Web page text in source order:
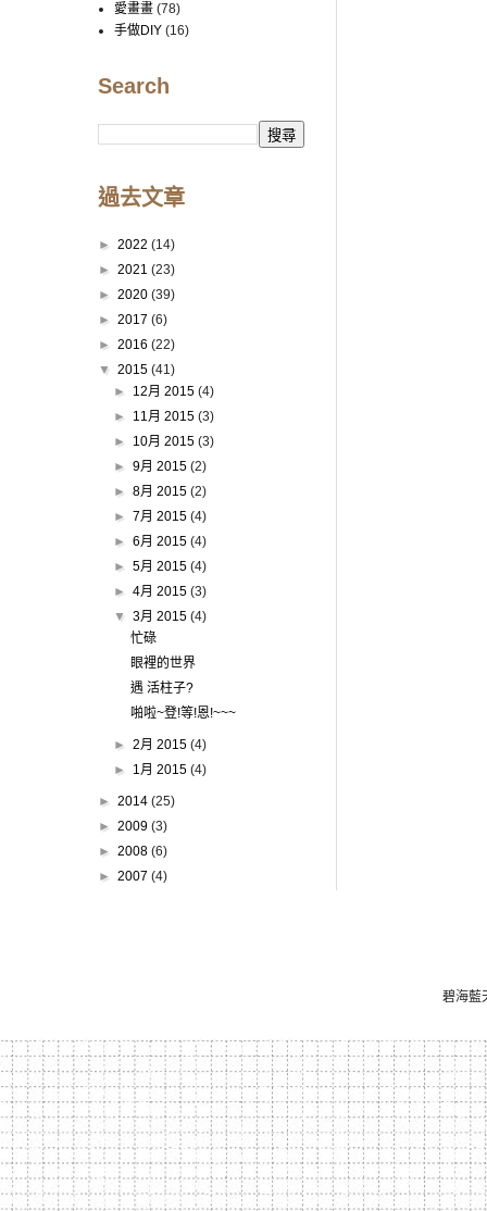
愛畫畫 (78)
手做DIY (16)
Search
過去文章
► 2022 (14)
► 2021 (23)
► 2020 (39)
► 2017 (6)
► 2016 (22)
▼ 2015 (41)
► 12月 2015(4)
► 11月 2015(3)
► 10月 2015(3)
►9月 2015(2)
►8月 2015(2)
►7月 2015(4)
►6月 2015(4)
►5月 2015(4)
►4月 2015(3)
▼3月 2015(4)
忙碌
眼裡的世界
遇 活柱子?
啪啦~登!等!恩!~~~
►2月 2015(4)
► 1月 2015(4)
► 2014 (25)
► 2009 (3)
► 2008 (6)
► 2007 (4)
碧海藍